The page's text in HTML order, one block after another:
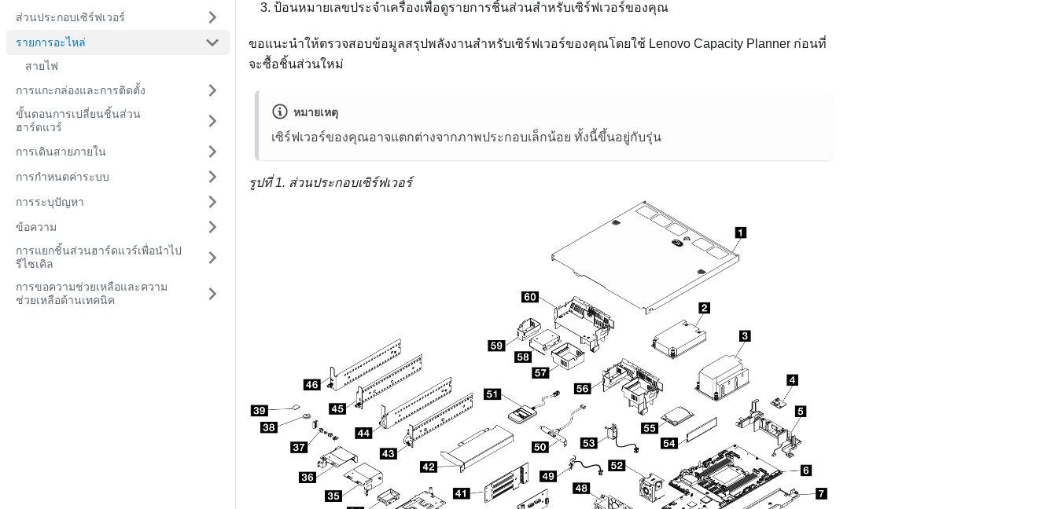
ส่วนประกอบเซิร์ฟเวอร์
รายการอะไหล่
สายไฟ
การแกะกล่องและการติดตั้ง
ขั้นตอนการเปลี่ยนชิ้นส่วน
ฮาร์ดแวร์
การเดินสายภายใน
การกำหนดค่าระบบ
การระบุปัญหา
ข้อความ
การแยกชิ้นส่วนฮาร์ดแวร์เพื่อนำไป
รีไซเคิล
การขอความช่วยเหลือและความ
ช่วยเหลือด้านเทคนิค
ป้อนหมายเลขประจำเครื่องเพื่อดูรายการชิ้นส่วนสำหรับเซิร์ฟเวอร์ของคุณ
ขอแนะนำให้ตรวจสอบข้อมูลสรุปพลังงานสำหรับเซิร์ฟเวอร์ของคุณโดยใช้ Lenovo Capacity Planner ก่อนที่
จะซื้อชิ้นส่วนใหม่
หมายเหตุ
เซิร์ฟเวอร์ของคุณอาจแตกต่างจากภาพประกอบเล็กน้อย ทั้งนี้ขึ้นอยู่กับรุ่น
รูปที่ 1. ส่วนประกอบเซิร์ฟเวอร์